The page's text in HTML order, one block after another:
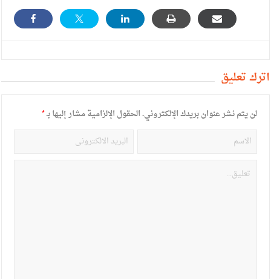
أترك تعليق
لن يتم نشر عنوان بريدك الإلكتروني.الحقول الإلزامية مشار إليها بـ*